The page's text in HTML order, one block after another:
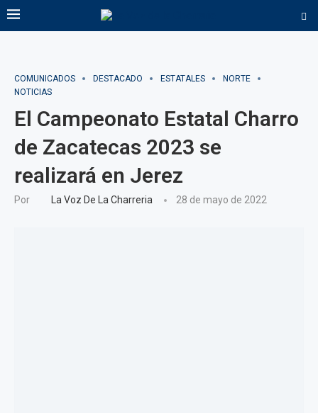
COMUNICADOS DESTACADO ESTATALES
NORTE
NOTICIAS
El Campeonato Estatal Charro
de Zacatecas 2023 se
realizará en Jerez
Por La Voz De La Charreria 28 de mayo de 2022